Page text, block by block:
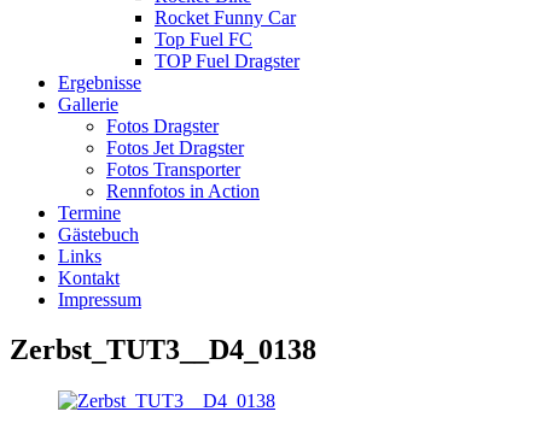
Rocket Funny Car
Top Fuel FC
TOP Fuel Dragster
Ergebnisse
Gallerie
Fotos Dragster
Fotos Jet Dragster
Fotos Transporter
Rennfotos in Action
Termine
Gästebuch
Links
Kontakt
Impressum
Zerbst_TUT3__D4_0138